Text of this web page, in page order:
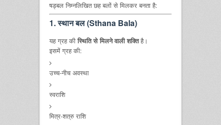
षड्बल निम्नलिखित छह बलों से मिलकर बनता है:
1. स्थान बल (Sthana Bala)
यह ग्रह की स्थिति से मिलने वाली शक्तिहै।
इसमें ग्रह की:
उच्च-नीच अवस्था
स्वराशि
मित्र-शत्रु राशि